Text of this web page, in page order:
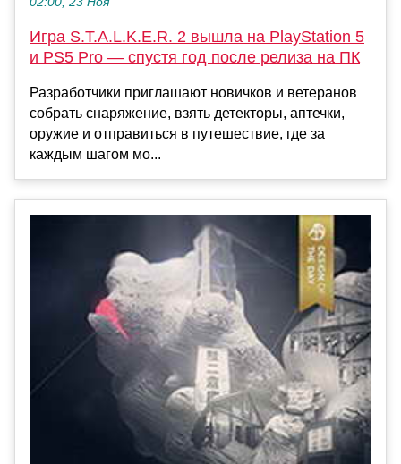
Игра S.T.A.L.K.E.R. 2 вышла на PlayStation 5
и PS5 Pro — спустя год после релиза на ПК
Разработчики приглашают новичков и ветеранов
собрать снаряжение, взять детекторы, аптечки,
оружие и отправиться в путешествие, где за
каждым шагом мо...